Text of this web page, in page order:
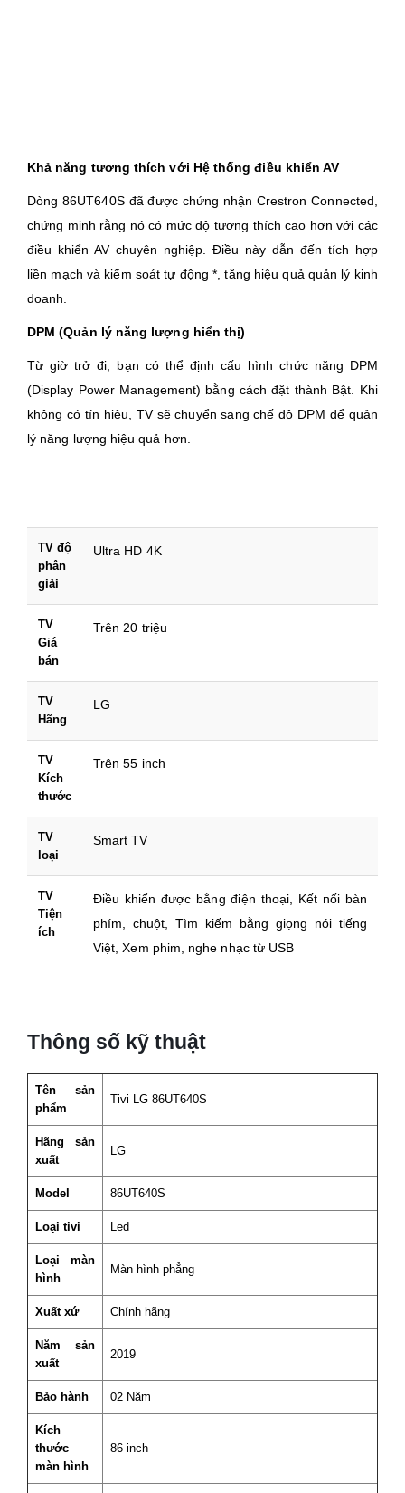
Khả năng tương thích với Hệ thống điều khiển AV
Dòng 86UT640S đã được chứng nhận Crestron Connected,
chứng minh rằng nó có mức độ tương thích cao hơn với các
điều khiển AV chuyên nghiệp. Điều này dẫn đến tích hợp
liền mạch và kiểm soát tự động *, tăng hiệu quả quản lý kinh
doanh.
DPM (Quản lý năng lượng hiển thị)
Từ giờ trở đi, bạn có thể định cấu hình chức năng DPM
(Display Power Management) bằng cách đặt thành Bật. Khi
không có tín hiệu, TV sẽ chuyển sang chế độ DPM để quản
lý năng lượng hiệu quả hơn.
TV độ
phân
giải
Ultra HD 4K
TV
Giá
bán
Trên 20 triệu
TV
Hãng
LG
TV
Kích
thước
Trên 55 inch
TV
loại
Smart TV
TV
Tiện
ích
Điều khiển được bằng điện thoại, Kết nối bàn
phím, chuột, Tìm kiếm bằng giọng nói tiếng
Việt, Xem phim, nghe nhạc từ USB
Thông số kỹ thuật
Tên sản
phẩm
Tivi LG 86UT640S
Hãng sản
xuất
LG
Model 86UT640S
Loại tivi Led
Loại màn
hình
Màn hình phẳng
Xuất xứ Chính hãng
Năm sản
xuất
2019
Bảo hành 02 Năm
Kích
thước
màn hình
86 inch